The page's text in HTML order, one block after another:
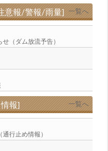
意報/警報/雨量] 一覧へ
（ダム放流予告）
報] 一覧へ
行止め情報）